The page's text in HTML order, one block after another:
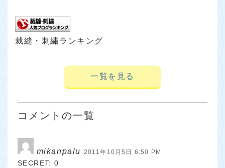
裁縫・刺繍ランキング
一覧を見る
コメントの一覧
mikanpalu 2011年10月5日 6:50 PM
SECRET: 0